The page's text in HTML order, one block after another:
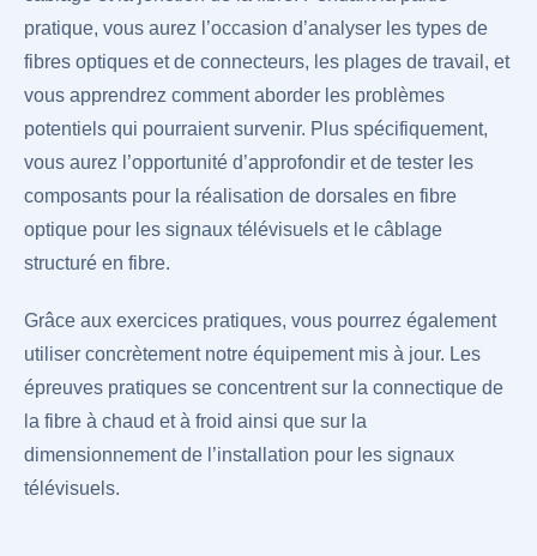
pratique, vous aurez l’occasion d’analyser les types de
fibres optiques et de connecteurs, les plages de travail, et
vous apprendrez comment aborder les problèmes
potentiels qui pourraient survenir. Plus spécifiquement,
vous aurez l’opportunité d’approfondir et de tester les
composants pour la réalisation de dorsales en fibre
optique pour les signaux télévisuels et le câblage
structuré en fibre.
Grâce aux exercices pratiques, vous pourrez également
utiliser concrètement notre équipement mis à jour. Les
épreuves pratiques se concentrent sur la connectique de
la fibre à chaud et à froid ainsi que sur la
dimensionnement de l’installation pour les signaux
télévisuels.